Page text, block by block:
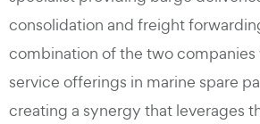
consolidation and freight
combination of the two companies
service offerings in marine spare
creating a synergy that leverages